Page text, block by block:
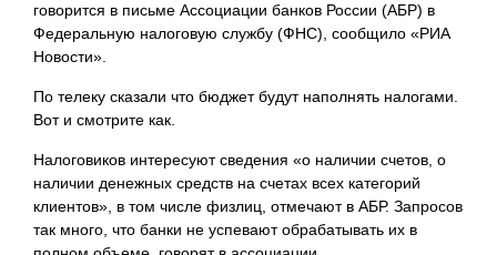
говорится в письме Ассоциации банков России (АБР) в
Федеральную налоговую службу (ФНС), сообщило «РИА
Новости».
По телеку сказали что бюджет будут наполнять налогами.
Вот и смотрите как.
Налоговиков интересуют сведения «о наличии счетов, о
наличии денежных средств на счетах всех категорий
клиентов», в том числе физлиц, отмечают в АБР. Запросов
так много, что банки не успевают обрабатывать их в